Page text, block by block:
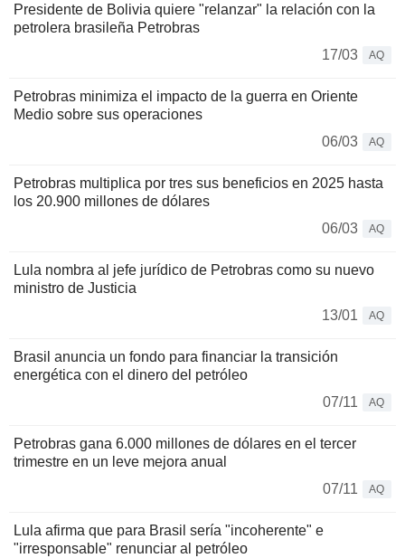
Presidente de Bolivia quiere "relanzar" la relación con la
petrolera brasileña Petrobras
17/03
AQ
Petrobras minimiza el impacto de la guerra en Oriente
Medio sobre sus operaciones
06/03
AQ
Petrobras multiplica por tres sus beneficios en 2025 hasta
los 20.900 millones de dólares
06/03
AQ
Lula nombra al jefe jurídico de Petrobras como su nuevo
ministro de Justicia
13/01
AQ
Brasil anuncia un fondo para financiar la transición
energética con el dinero del petróleo
07/11
AQ
Petrobras gana 6.000 millones de dólares en el tercer
trimestre en un leve mejora anual
07/11
AQ
Lula afirma que para Brasil sería "incoherente" e
"irresponsable" renunciar al petróleo